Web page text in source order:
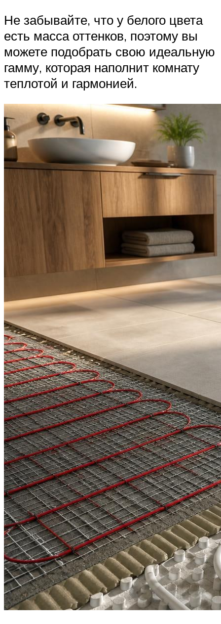
Не забывайте, что у белого цвета
есть масса оттенков, поэтому вы
можете подобрать свою идеальную
гамму, которая наполнит комнату
теплотой и гармонией.